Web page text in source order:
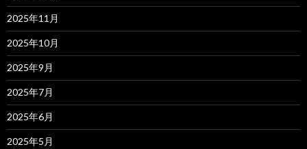
2025年11月
2025年10月
2025年9月
2025年7月
2025年6月
2025年5月